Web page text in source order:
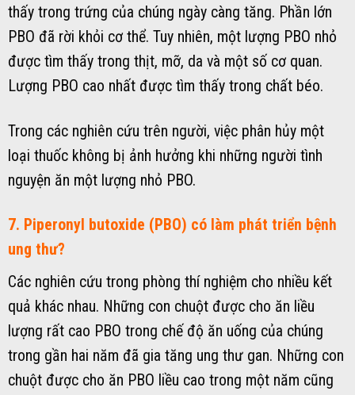
thấy trong trứng của chúng ngày càng tăng. Phần lớn
PBO đã rời khỏi cơ thể. Tuy nhiên, một lượng PBO nhỏ
được tìm thấy trong thịt, mỡ, da và một số cơ quan.
Lượng PBO cao nhất được tìm thấy trong chất béo.
Trong các nghiên cứu trên người, việc phân hủy một
loại thuốc không bị ảnh hưởng khi những người tình
nguyện ăn một lượng nhỏ PBO.
7. Piperonyl butoxide (PBO) có làm phát triển bệnh
ung thư?
Các nghiên cứu trong phòng thí nghiệm cho nhiều kết
quả khác nhau. Những con chuột được cho ăn liều
lượng rất cao PBO trong chế độ ăn uống của chúng
trong gần hai năm đã gia tăng ung thư gan. Những con
chuột được cho ăn PBO liều cao trong một năm cũng